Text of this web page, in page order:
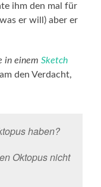
ihm den mal für
er will) aber er
in einemSketch
den Verdacht,
haben?
Oktopus nicht